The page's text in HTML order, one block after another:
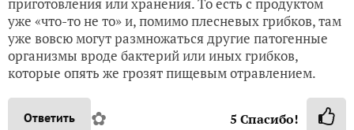
приготовления или хранения. То есть с продуктом
уже «что-то не то» и, помимо плесневых грибков, там
уже вовсю могут размножаться другие патогенные
организмы вроде бактерий или иных грибков,
которые опять же грозят пищевым отравлением.
Ответить ✿ 5 Спасибо!